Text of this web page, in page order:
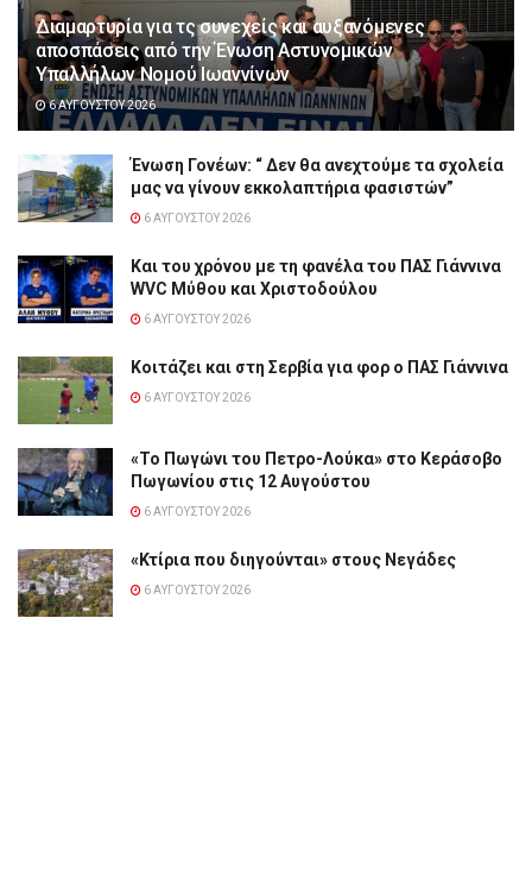
Διαμαρτυρία για τς συνεχείς και αυξανόμενες
αποσπάσεις από την Ένωση Αστυνομικών
Υπαλλήλων Νομού Ιωαννίνων
6 ΑΥΓΟΎΣΤΟΥ 2026
Ένωση Γονέων: “ Δεν θα ανεχτούμε τα σχολεία
μας να γίνουν εκκολαπτήρια φασιστών”
6 ΑΥΓΟΎΣΤΟΥ 2026
Και του χρόνου με τη φανέλα του ΠΑΣ Γιάννινα
WVC Μύθου και Χριστοδούλου
6 ΑΥΓΟΎΣΤΟΥ 2026
Κοιτάζει και στη Σερβία για φορ ο ΠΑΣ Γιάννινα
6 ΑΥΓΟΎΣΤΟΥ 2026
«Το Πωγώνι του Πετρο-Λούκα» στο Κεράσοβο
Πωγωνίου στις 12 Αυγούστου
6 ΑΥΓΟΎΣΤΟΥ 2026
«Κτίρια που διηγούνται» στους Νεγάδες
6 ΑΥΓΟΎΣΤΟΥ 2026